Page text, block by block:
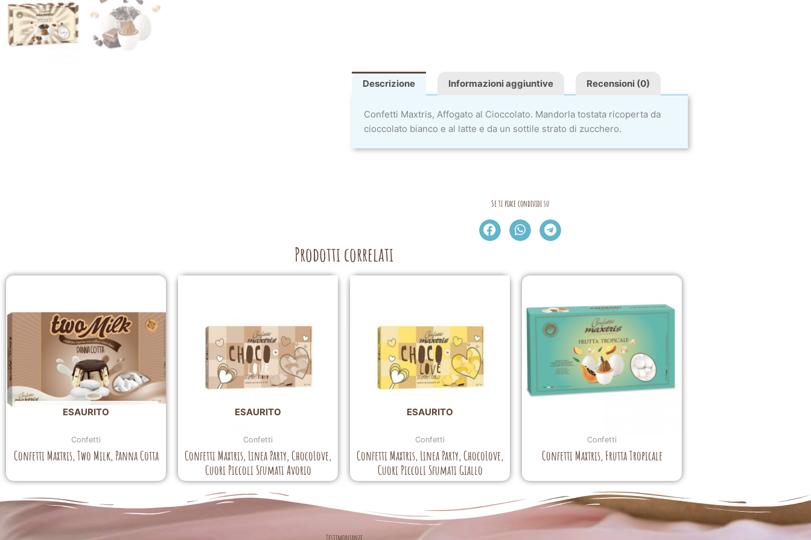
Descrizione Informazioni aggiuntive Recensioni (0)
Confetti Maxtris, Affogato al Cioccolato. Mandorla tostata ricoperta da
cioccolato bianco e al latte e da un sottile strato di zucchero.
Se ti piace condividi su
Prodotti correlati
ESAURITO
Confetti
Confetti Maxtris, Two Milk, Panna Cotta
ESAURITO
Confetti
Confetti Maxtris, Linea Party, ChocoLove,
Cuori Piccoli Sfumati Avorio
ESAURITO
Confetti
Confetti Maxtris, Linea Party, ChocoLove,
Cuori Piccoli Sfumati Giallo
Confetti
Confetti Maxtris, Frutta Tropicale